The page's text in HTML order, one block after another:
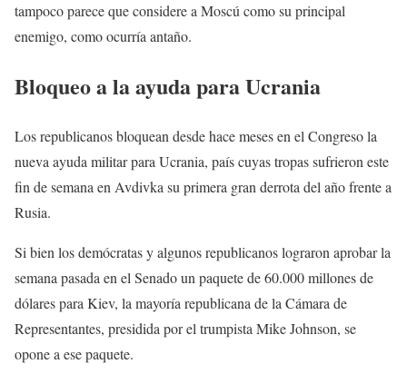
tampoco parece que considere a Moscú como su principal
enemigo, como ocurría antaño.
Bloqueo a la ayuda para Ucrania
Los republicanos bloquean desde hace meses en el Congreso la
nueva ayuda militar para Ucrania, país cuyas tropas sufrieron este
fin de semana en Avdivka su primera gran derrota del año frente a
Rusia.
Si bien los demócratas y algunos republicanos lograron aprobar la
semana pasada en el Senado un paquete de 60.000 millones de
dólares para Kiev, la mayoría republicana de la Cámara de
Representantes, presidida por el trumpista Mike Johnson, se
opone a ese paquete.